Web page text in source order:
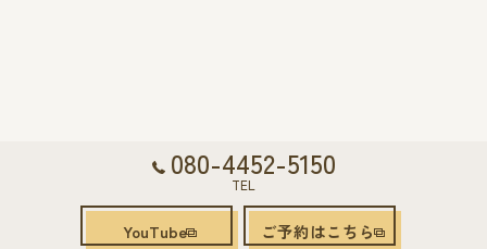
080-4452-5150
TEL
YouTube ご予約はこちら